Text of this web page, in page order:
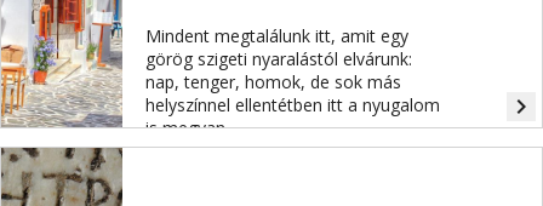
Mindent megtalálunk itt, amit egy
görög szigeti nyaralástól elvárunk:
nap, tenger, homok, de sok más
helyszínnel ellentétben itt a nyugalom
is megvan.
navigate_next